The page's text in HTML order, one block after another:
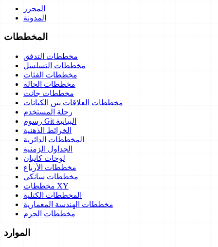
المحرر
المدونة
المخططات
مخططات التدفق
مخططات التسلسل
مخططات الفئات
مخططات الحالة
مخططات جانت
مخططات العلاقات بين الكيانات
رحلة المستخدم
رسوم Git البيانية
الخرائط الذهنية
المخططات الدائرية
الجداول الزمنية
لوحات كانبان
مخططات الأرباع
مخططات سانكي
مخططات XY
المخططات الكتلية
مخططات الهندسة المعمارية
مخططات الحزم
الموارد